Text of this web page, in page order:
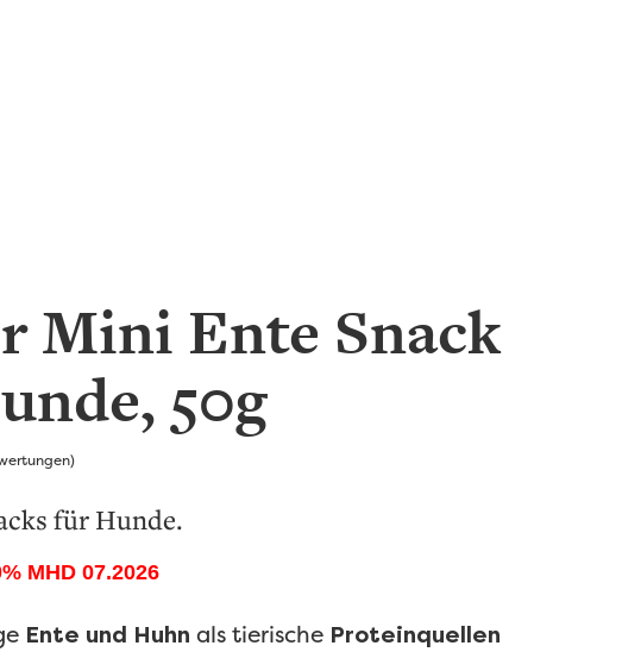
Mini Ente Snack
50g
für Hunde.
MHD 07.2026
Ente und Huhn als tierische Proteinquellen